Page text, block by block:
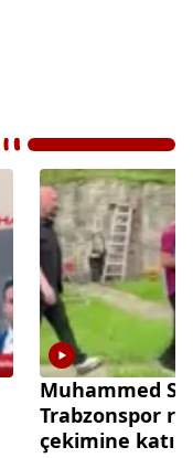
Muhammed
Trabzonspor
çekimine